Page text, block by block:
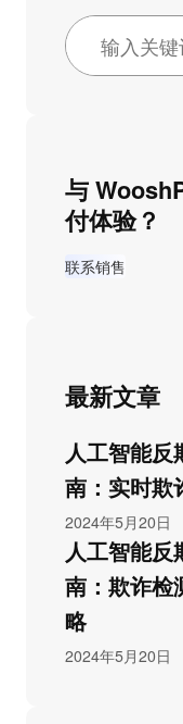
与
付体验？
联系销售
最新文章
人工智能
南：实时欺
2024年5月20日
人工智能
南：欺诈检
略
2024年5月20日